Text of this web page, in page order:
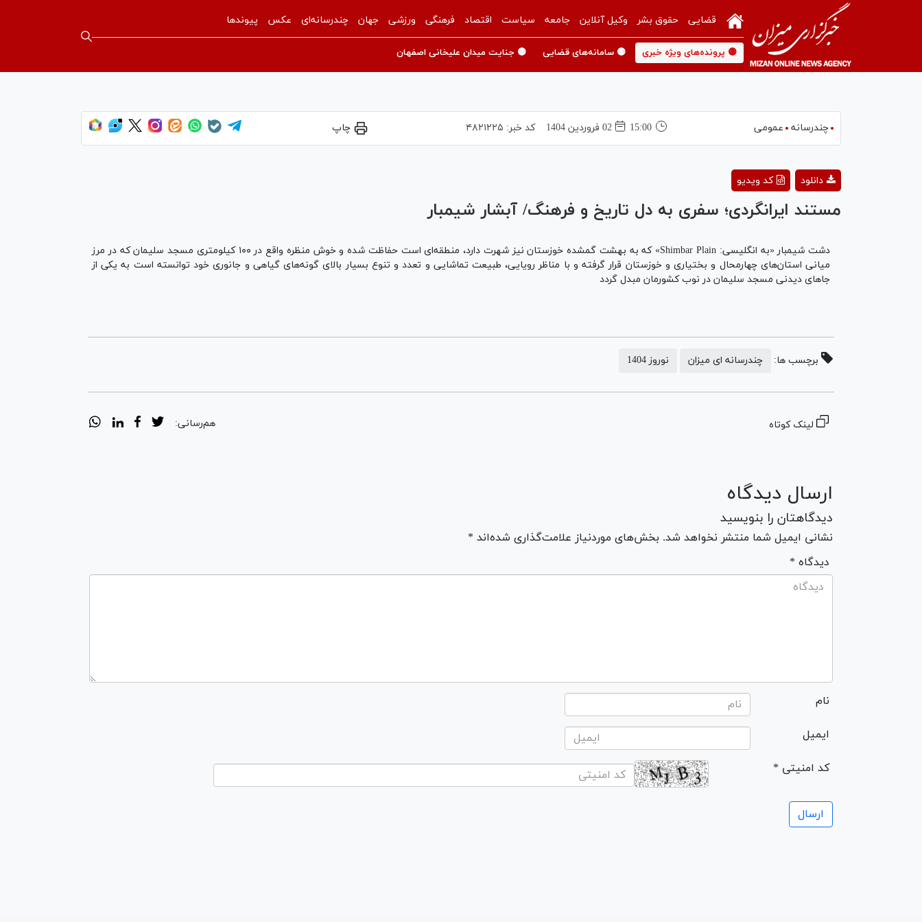
قضایی حقوق بشر وکیل آنلاین جامعه سیاست اقتصاد فرهنگی ورزشی جهان چندرسانه‌ای عکس پیوندها
🟡 پرونده‌های ویژه خبری 🟡 سامانه‌های قضایی 🟡 جنایت میدان علیخانی اصفهان
چندرسانه عمومی 15:00 02 فروردين 1404 کد خبر: ۴۸۲۱۲۲۵ چاپ
Video
کد ویدیو دانلود
مستند ایرانگردی؛ سفری به دل تاریخ و فرهنگ/ آبشار شیمبار
دشت شیمبار «به انگلیسی: Shimbar Plain» که به بهشت گمشده خوزستان نیز شهرت دارد، منطقه‌ای است حفاظت شده و خوش منظره واقع در ۱۰۰ کیلومتری مسجد سلیمان که در مرز
میانی استان‌های چهارمحال و بختیاری و خوزستان قرار گرفته و با مناظر رویایی، طبیعت تماشایی و تعدد و تنوع بسیار بالای گونه‌های گیاهی و جانوری خود توانسته است به یکی از
جا‌های دیدنی مسجد سلیمان در نوب کشورمان مبدل گردد
برچسب ها: چندرسانه ای میزان نوروز 1404
لینک کوتاه هم‌رسانی:
ارسال دیدگاه
دیدگاهتان را بنویسید
نشانی ایمیل شما منتشر نخواهد شد. بخش‌های موردنیاز علامت‌گذاری شده‌اند *
* دیدگاه
نام
ایمیل
* کد امنیتی